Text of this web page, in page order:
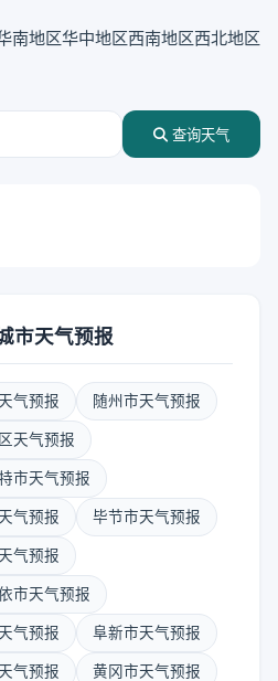
南地区华中地区西南地区西北地区
查询天气
市天气预报
气预报 随州市天气预报
天气预报
市天气预报
气预报 毕节市天气预报
气预报
市天气预报
气预报 阜新市天气预报
气预报 黄冈市天气预报